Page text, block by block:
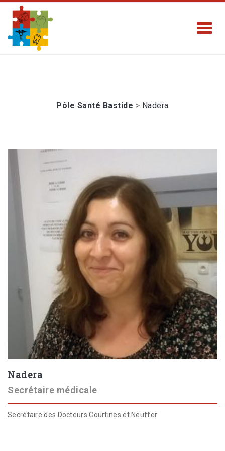
Pôle Santé Bastide > Nadera
Nadera
Secrétaire médicale
Secrétaire des Docteurs Courtines et Neuffer